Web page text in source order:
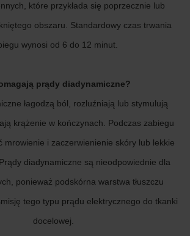
które przykłada się poprzecznie lub
obszaru. Standardowy czas trwania
wynosi od 6 do 12 minut.
prądy diadynamiczne?
łagodzą ból, rozluźniają lub stymulują
krążenie w kończynach. Podczas zabiegu
mrowienie i zaczerwienienie skóry lub lekkie
diadynamiczne są nieodpowiednie dla
ponieważ podskórna warstwa tłuszczu
tego typu prądu elektrycznego do tkanki
docelowej.